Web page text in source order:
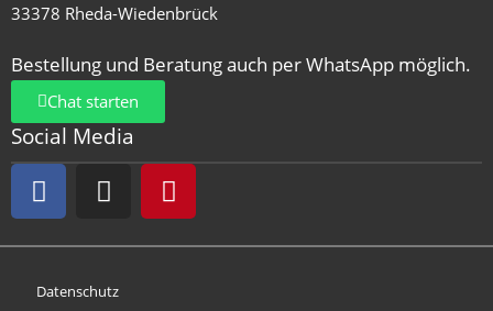
33378 Rheda-Wiedenbrück
Bestellung und Beratung auch per WhatsApp möglich.
Chat starten
Social Media
Datenschutz